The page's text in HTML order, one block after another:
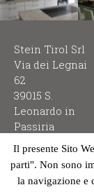
Stein Tirol Srl
Via dei Legnai
62
39015 S.
Leonardo in
Passiria
Il presente Sito
parti". Non sono
la navigazione e